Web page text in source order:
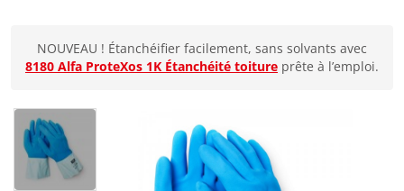
NOUVEAU ! Étanchéifier facilement, sans solvants avec
8180 Alfa ProteXos 1K Étanchéité toiture prête à l’emploi.